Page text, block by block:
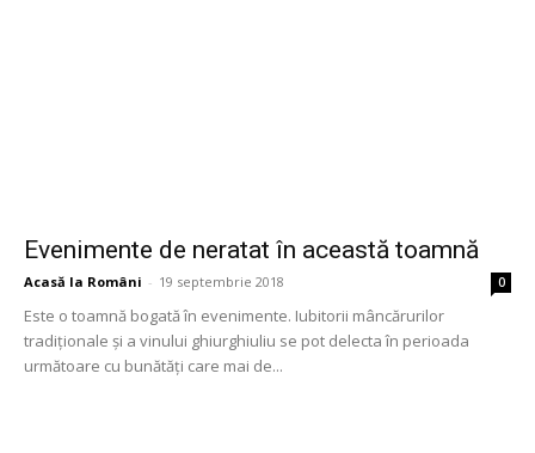
Evenimente de neratat în această toamnă
Acasă la Români - 19 septembrie 2018 0
Este o toamnă bogată în evenimente. Iubitorii mâncărurilor
tradiționale și a vinului ghiurghiuliu se pot delecta în perioada
următoare cu bunătăți care mai de...